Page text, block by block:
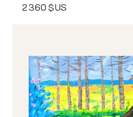
2 360 $US